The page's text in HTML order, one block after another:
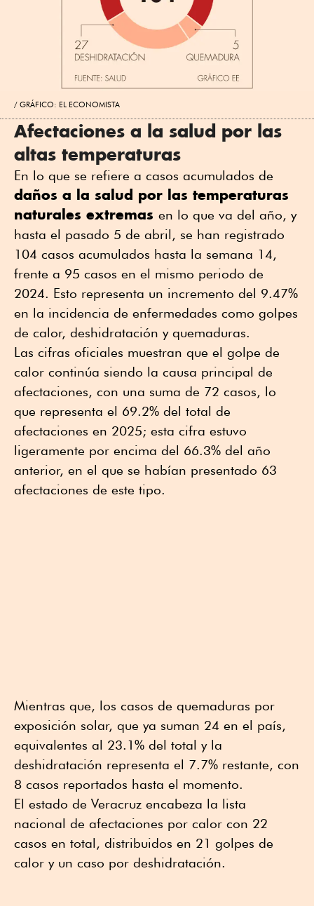
GRÁFICO: EL ECONOMISTA
Afectaciones a la salud por las
altas temperaturas
En lo que se refiere a casos acumulados de
daños a la salud por las temperaturas
naturales extremas en lo que va del año, y
hasta el pasado 5 de abril, se han registrado
104 casos acumulados hasta la semana 14,
frente a 95 casos en el mismo periodo de
2024. Esto representa un incremento del 9.47%
en la incidencia de enfermedades como golpes
de calor, deshidratación y quemaduras.
Las cifras oficiales muestran que el golpe de
calor continúa siendo la causa principal de
afectaciones, con una suma de 72 casos, lo
que representa el 69.2% del total de
afectaciones en 2025; esta cifra estuvo
ligeramente por encima del 66.3% del año
anterior, en el que se habían presentado 63
afectaciones de este tipo.
Mientras que, los casos de quemaduras por
exposición solar, que ya suman 24 en el país,
equivalentes al 23.1% del total y la
deshidratación representa el 7.7% restante, con
8 casos reportados hasta el momento.
El estado de Veracruz encabeza la lista
nacional de afectaciones por calor con 22
casos en total, distribuidos en 21 golpes de
calor y un caso por deshidratación.